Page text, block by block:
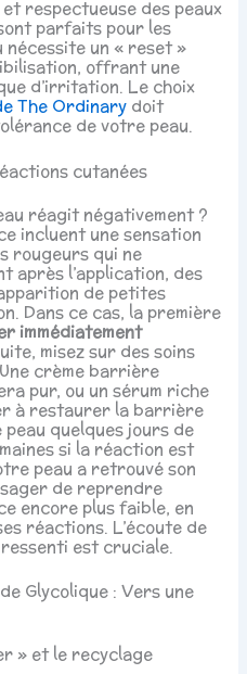
respectueuse des peaux
parfaits pour les
un « reset »
offrant une
d’irritation. Le choix
The Ordinary doit
de votre peau.
cutanées
réagit négativement ?
incluent une sensation
rougeurs qui ne
après l’application, des
de petites
Dans ce cas, la première
immédiatement
misez sur des soins
crème barrière
pur, ou un sérum riche
à restaurer la barrière
quelques jours de
si la réaction est
peau a retrouvé son
de reprendre
encore plus faible, en
réactions. L’écoute de
est cruciale.
Glycolique : Vers une
» et le recyclage